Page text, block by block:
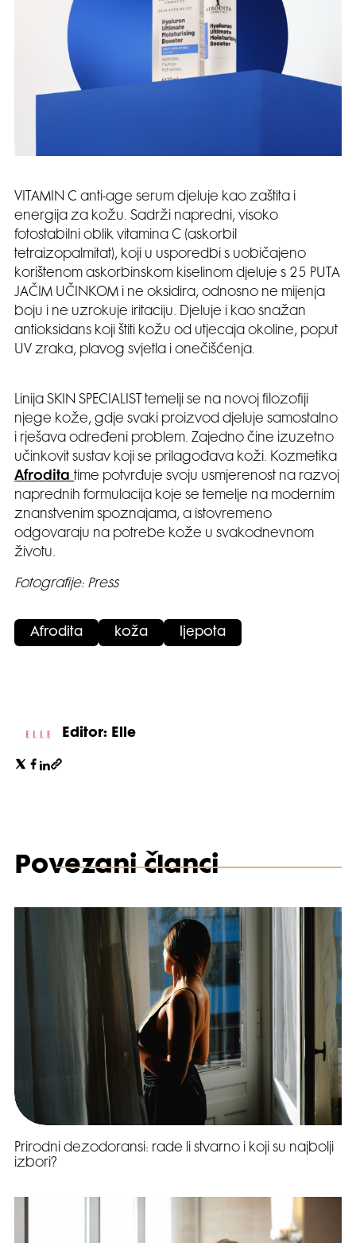
VITAMIN C anti-age serum djeluje kao zaštita i
energija za kožu. Sadrži napredni, visoko
fotostabilni oblik vitamina C (askorbil
tetraizopalmitat), koji u usporedbi s uobičajeno
korištenom askorbinskom kiselinom djeluje s 25 PUTA
JAČIM UČINKOM i ne oksidira, odnosno ne mijenja
boju i ne uzrokuje iritaciju. Djeluje i kao snažan
antioksidans koji štiti kožu od utjecaja okoline, poput
UV zraka, plavog svjetla i onečišćenja.
Linija SKIN SPECIALIST temelji se na novoj filozofiji
njege kože, gdje svaki proizvod djeluje samostalno
i rješava određeni problem. Zajedno čine izuzetno
učinkovit sustav koji se prilagođava koži. Kozmetika
Afrodita time potvrđuje svoju usmjerenost na razvoj
naprednih formulacija koje se temelje na modernim
znanstvenim spoznajama, a istovremeno
odgovaraju na potrebe kože u svakodnevnom
životu.
Fotografije: Press
Afrodita koža ljepota
Editor: Elle
Povezani članci
Prirodni dezodoransi: rade li stvarno i koji su najbolji
izbori?